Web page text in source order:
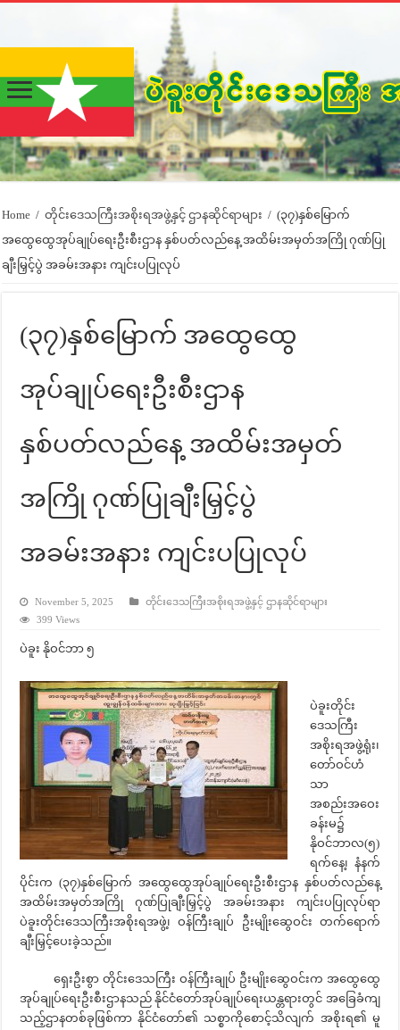
Home / တိုင်းဒေသကြီးအစိုးရအဖွဲ့နှင့် ဌာနဆိုင်ရာများ / (၃၇)နှစ်မြောက်
အထွေထွေအုပ်ချုပ်ရေးဦးစီးဌာန နှစ်ပတ်လည်နေ့ အထိမ်းအမှတ်အကြို ဂုဏ်ပြု
ချီးမြှင့်ပွဲ အခမ်းအနား ကျင်းပပြုလုပ်
(၃၇)နှစ်မြောက် အထွေထွေ
အုပ်ချုပ်ရေးဦးစီးဌာန
နှစ်ပတ်လည်နေ့ အထိမ်းအမှတ်
အကြို ဂုဏ်ပြုချီးမြှင့်ပွဲ
အခမ်းအနား ကျင်းပပြုလုပ်
November 5, 2025
တိုင်းဒေသကြီးအစိုးရအဖွဲ့နှင့် ဌာနဆိုင်ရာများ
399 Views
ပဲခူး နိုဝင်ဘာ ၅
ပဲခူးတိုင်း
ဒေသကြီး
အစိုးရအဖွဲ့ရုံး၊
တော်ဝင်ဟံ
သာ
အစည်းအဝေး
ခန်းမ၌
နိုဝင်ဘာလ(၅)
ရက်နေ့၊ နံနက်
ပိုင်းက (၃၇)နှစ်မြောက် အထွေထွေအုပ်ချုပ်ရေးဦးစီးဌာန နှစ်ပတ်လည်နေ့
အထိမ်းအမှတ်အကြို ဂုဏ်ပြုချီးမြှင့်ပွဲ အခမ်းအနား ကျင်းပပြုလုပ်ရာ
ပဲခူးတိုင်းဒေသကြီးအစိုးရအဖွဲ့၊ ဝန်ကြီးချုပ် ဦးမျိုးဆွေဝင်း တက်ရောက်
ချီးမြှင့်ပေးခဲ့သည်။
ရှေးဦးစွာ တိုင်းဒေသကြီး ဝန်ကြီးချုပ် ဦးမျိုးဆွေဝင်းက အထွေထွေ
အုပ်ချုပ်ရေးဦးစီးဌာနသည် နိုင်ငံတော်အုပ်ချုပ်ရေးယန္တရားတွင် အခြေခံကျ
သည့်ဌာနတစ်ခုဖြစ်ကာ နိုင်ငံတော်၏ သစ္စာကိုစောင့်သိလျက် အစိုးရ၏ မူ